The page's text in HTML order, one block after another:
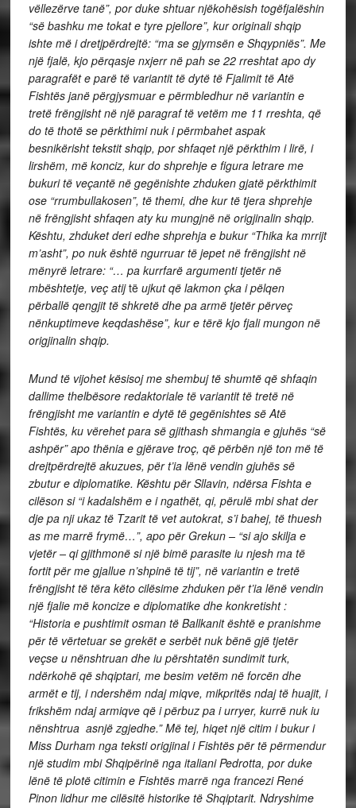
vëllezërve tanë”, por duke shtuar njëkohësish togëfjalëshin
“së bashku me tokat e tyre pjellore”, kur originali shqip
ishte më i dretjpërdrejtë: “ma se gjymsën e Shqypniës”. Me
një fjalë, kjo përqasje nxjerr në pah se 22 rreshtat apo dy
paragrafët e parë të variantit të dytë të Fjalimit të Atë
Fishtës janë përgjysmuar e përmbledhur në variantin e
tretë frëngjisht në një paragraf të vetëm me 11 rreshta, që
do të thotë se përkthimi nuk i përmbahet aspak
besnikërisht tekstit shqip, por shfaqet një përkthim i lirë, i
lirshëm, më konciz, kur do shprehje e figura letrare me
bukuri të veçantë në gegënishte zhduken gjatë përkthimit
ose “rrumbullakosen”, të themi, dhe kur të tjera shprehje
në frëngjisht shfaqen aty ku mungjnë në origjinalin shqip.
Kështu, zhduket deri edhe shprehja e bukur “Thika ka mrrijt
m’asht”, po nuk është ngurruar të jepet në frëngjisht në
mënyrë letrare: “… pa kurrfarë argumenti tjetër në
mbështetje, veç atijtë ujkut që lakmon çka i pëlqen
përballë qengjit të shkretë dhe pa armë tjetër përveç
nënkuptimeve keqdashëse”, kur e tërë kjo fjali mungon në
origjinalin shqip.
Mund të vijohet kësisoj me shembuj të shumtë që shfaqin
dallime thelbësore redaktoriale të variantit të tretë në
frëngjisht me variantin e dytë të gegënishtes së Atë
Fishtës, ku vërehet para së gjithash shmangia e gjuhës “së
ashpër” apo thënia e gjërave troç, që përbën një ton më të
drejtpërdrejtë akuzues, për t’ia lënë vendin gjuhës së
zbutur e diplomatike. Kështu për Sllavin, ndërsa Fishta e
cilëson si “i kadalshëm e i ngathët, qi, përulë mbi shat der
dje pa nji ukaz të Tzarit të vet autokrat, s’i bahej, të thuesh
as me marrë frymë…”, apo për Grekun – “si ajo skilja e
vjetër – qi gjithmonë si një bimë parasite iu njesh ma të
fortit për me gjallue n’shpinë të tij”, në variantin e tretë
frëngjisht të tëra këto cilësime zhduken për t’ia lënë vendin
një fjalie më koncize e diplomatike dhe konkretisht :
“Historia e pushtimit osman të Ballkanit është e pranishme
për të vërtetuar se grekët e serbët nuk bënë gjë tjetër
veçse u nënshtruan dhe iu përshtatën sundimit turk,
ndërkohë që shqiptari, me besim vetëm në forcën dhe
armët e tij, i ndershëm ndaj miqve, mikpritës ndaj të huajit, i
frikshëm ndaj armiqve që i përbuz pa i urryer, kurrë nuk iu
nënshtrua asnjë zgjedhe.” Më tej, hiqet një citim i bukur i
Miss Durham nga teksti origjinal i Fishtës për të përmendur
një studim mbi Shqipërinë nga italiani Pedrotta, por duke
lënë të plotë citimin e Fishtës marrë nga francezi René
Pinon lidhur me cilësitë historike të Shqiptarit. Ndryshime